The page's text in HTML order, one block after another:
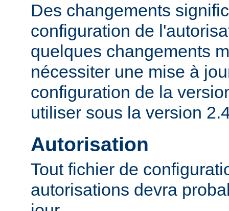
Des changements
configuration de
quelques changements
nécessiter une mise à
configuration de la
utiliser sous la version
Autorisation
Tout fichier de
autorisations devra